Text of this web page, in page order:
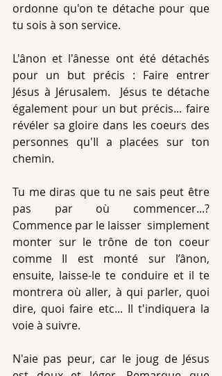
ordonne qu'on te détache pour que
tu sois à son service.
L'ânon et l'ânesse ont été détachés
pour un but précis : Faire entrer
Jésus à Jérusalem.  Jésus te détache
également pour un but précis... faire
révéler sa gloire dans les coeurs des
personnes qu'Il a placées sur ton
chemin.
Tu me diras que tu ne sais peut être
pas par où commencer...?
Commence par le laisser  simplement
monter sur le trône de ton coeur
comme Il est monté sur l’ânon,
ensuite, laisse-le te conduire et il te
montrera où aller, à qui parler, quoi
dire, quoi faire etc... Il t'indiquera la
voie à suivre.
N'aie pas peur, car le joug de Jésus